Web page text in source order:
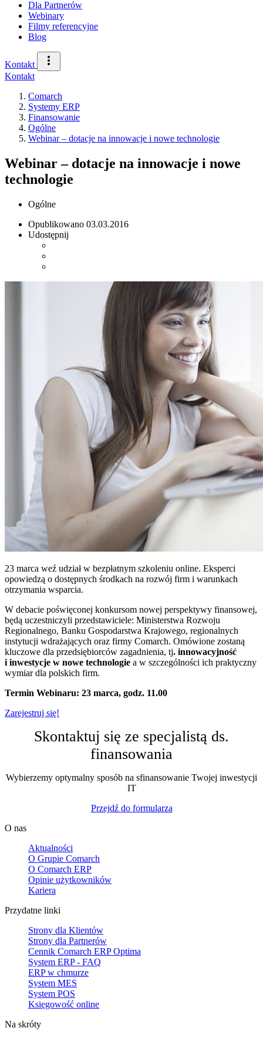
Dla Partnerów
Webinary
Filmy referencyjne
Blog
Kontakt
Kontakt
Comarch
Systemy ERP
Finansowanie
Ogólne
Webinar – dotacje na innowacje i nowe technologie
Webinar – dotacje na innowacje i nowe
technologie
Ogólne
Opublikowano 03.03.2016
Udostępnij
23 marca weź udział w bezpłatnym szkoleniu online. Eksperci
opowiedzą o dostępnych środkach na rozwój firm i warunkach
otrzymania wsparcia.
W debacie poświęconej konkursom nowej perspektywy finansowej,
będą uczestniczyli przedstawiciele: Ministerstwa Rozwoju
Regionalnego, Banku Gospodarstwa Krajowego, regionalnych
instytucji wdrażających oraz firmy Comarch. Omówione zostaną
kluczowe dla przedsiębiorców zagadnienia, tj. innowacyjność
i inwestycje w nowe technologie a w szczególności ich praktyczny
wymiar dla polskich firm.
Termin Webinaru: 23 marca, godz. 11.00
Zarejestruj się!
Skontaktuj się ze specjalistą ds.
finansowania
Wybierzemy optymalny sposób na sfinansowanie Twojej inwestycji
IT
Przejdź do formularza
O nas
Aktualności
O Grupie Comarch
O Comarch ERP
Opinie użytkowników
Kariera
Przydatne linki
Strony dla Klientów
Strony dla Partnerów
Cennik Comarch ERP Optima
System ERP - FAQ
ERP w chmurze
System MES
System POS
Księgowość online
Na skróty